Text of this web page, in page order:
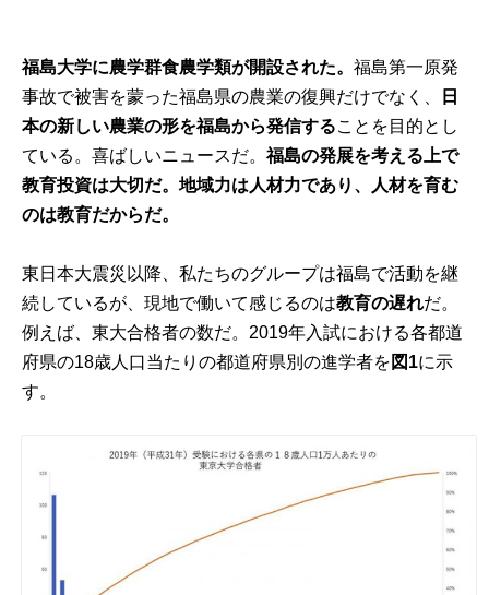
福島大学に農学群食農学類が開設された。福島第一原発
事故で被害を蒙った福島県の農業の復興だけでなく、
日
本の新しい農業の形を福島から発信することを目的とし
ている。喜ばしいニュースだ。福島の発展を考える上で
教育投資は大切だ。地域力は人材力であり、人材を育む
のは教育だからだ。
東日本大震災以降、私たちのグループは福島で活動を継
続しているが、現地で働いて感じるのは教育の遅れだ。
例えば、東大合格者の数だ。2019年入試における各都道
府県の18歳人口当たりの都道府県別の進学者を 図 1に示
す。